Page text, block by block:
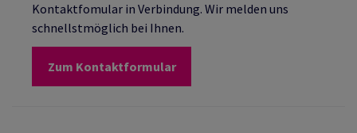
Kontaktfomular in Verbindung. Wir melden uns
schnellstmöglich bei Ihnen.
Zum Kontaktformular